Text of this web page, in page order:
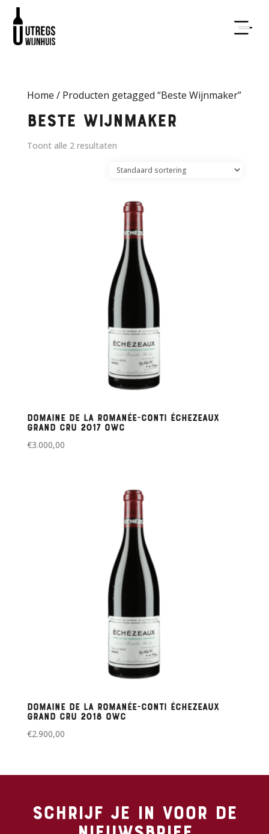
Home / Producten getagged “Beste Wijnmaker”
Beste Wijnmaker
Toont alle 2 resultaten
Domaine de la Romanée-Conti Échezeaux
Grand Cru 2017 OWC
€3.000,00
Domaine de la Romanée-Conti Échezeaux
Grand Cru 2018 OWC
€2.900,00
Schrijf je in voor de